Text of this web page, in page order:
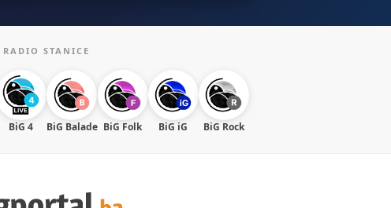
RADIO STANICE
BiG 4 BiG Balade BiG Folk BiG iG BiG Rock